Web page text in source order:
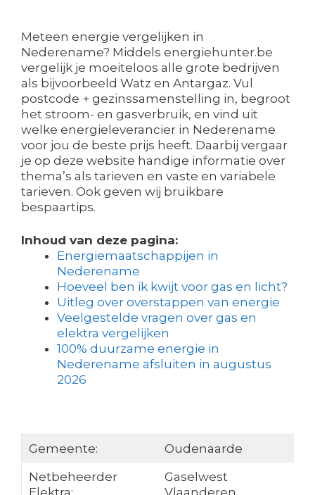
Meteen energie vergelijken in
Nederename? Middels energiehunter.be
vergelijk je moeiteloos alle grote bedrijven
als bijvoorbeeld Watz en Antargaz. Vul
postcode + gezinssamenstelling in, begroot
het stroom- en gasverbruik, en vind uit
welke energieleverancier in Nederename
voor jou de beste prijs heeft. Daarbij vergaar
je op deze website handige informatie over
thema’s als tarieven en vaste en variabele
tarieven. Ook geven wij bruikbare
bespaartips.
Inhoud van deze pagina:
Energiemaatschappijen in
Nederename
Hoeveel ben ik kwijt voor gas en licht?
Uitleg over overstappen van energie
Veelgestelde vragen over gas en
elektra vergelijken
100% duurzame energie in
Nederename afsluiten in augustus
2026
Gemeente:
Oudenaarde
Netbeheerder
Elektra:
Gaselwest
Vlaanderen